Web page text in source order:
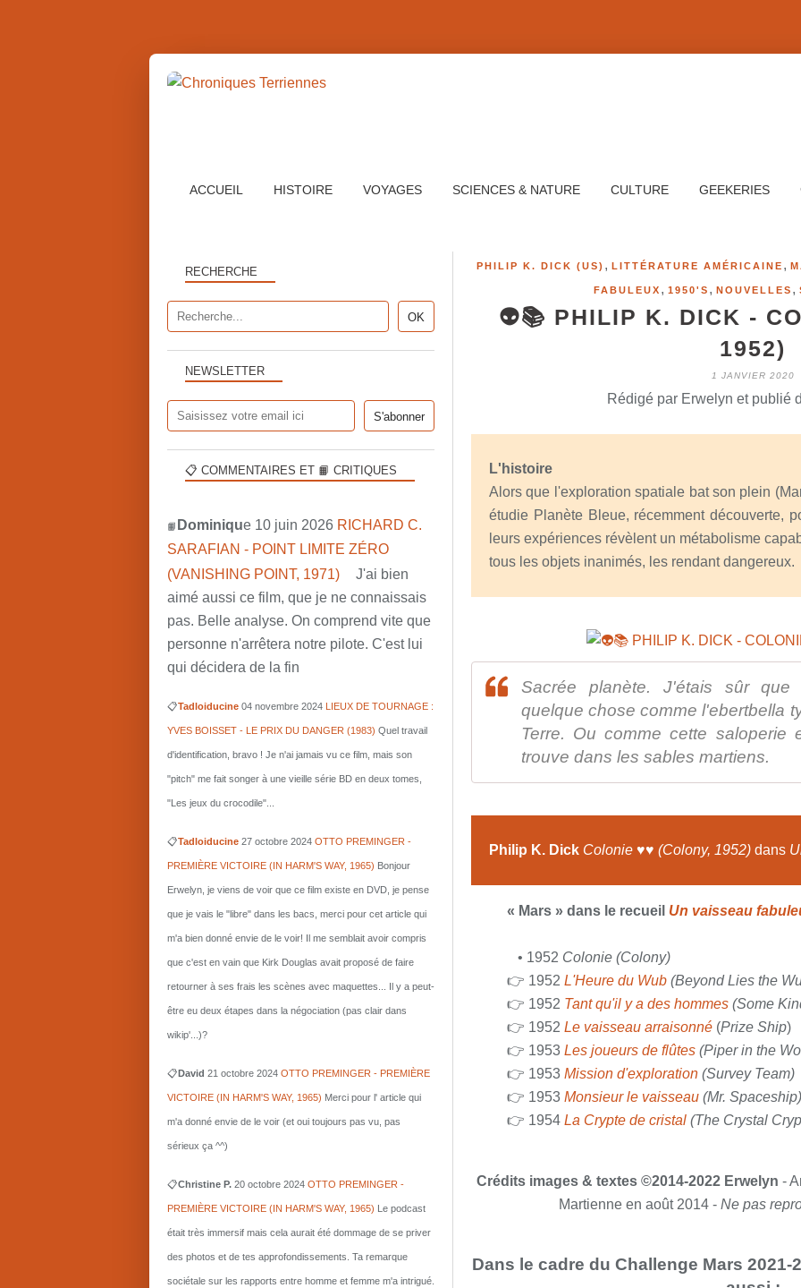
ACCUEIL HISTOIRE VOYAGES SCIENCES & NATURE CULTURE GEEKERIES
PHILIP K. DICK (US) , LITTÉRATURE AMÉRICAINE ,
FABULEUX , 1950'S , NOUVELLES ,
👽📚 PHILIP K. DICK -
1952)
1 JANVIER 2020
Rédigé par Erwelyn et publié
L'histoire
Alors que l'exploration spatiale bat son plein
étudie Planète Bleue, récemment découverte,
leurs expériences révèlent un métabolisme
tous les objets inanimés, les rendant dangereux.
Sacrée planète. J'étais sûr que
quelque chose comme l'ebertbella
Terre. Ou comme cette saloperie
trouve dans les sables martiens.
Philip K. Dick Colonie ♥♥ (Colony, 1952) dans
« Mars » dans le recueil Un vaisseau
• 1952 Colonie (Colony)
👉 1952 L'Heure du Wub (Beyond Lies the
👉 1952 Tant qu'il y a des hommes (Some
👉 1952 Le vaisseau arraisonné (Prize Ship)
👉 1953 Les joueurs de flûtes (Piper in the
👉 1953 Mission d'exploration (Survey Team)
👉 1953 Monsieur le vaisseau (Mr. Spaceship)
👉 1954 La Crypte de cristal (The Crystal
Crédits images & textes ©2014-2022 Erwelyn -
Martienne en août 2014 - Ne pas
Dans le cadre du Challenge Mars
NEWSLETTER
RECHERCHE
📋 COMMENTAIRES ET 📙 CRITIQUES
📙 Dominique 10 juin 2026 RICHARD C.
SARAFIAN - POINT LIMITE ZÉRO
(VANISHING POINT, 1971)
J'ai bien
aimé aussi ce film, que je ne connaissais
pas. Belle analyse. On comprend vite que
personne n'arrêtera notre pilote. C'est lui
qui décidera de la fin
📋Tadloiducine 04 novembre 2024 LIEUX DE TOURNAGE :
YVES BOISSET - LE PRIX DU DANGER (1983) Quel travail
d'identification, bravo ! Je n'ai jamais vu ce film, mais son
"pitch" me fait songer à une vieille série BD en deux tomes,
"Les jeux du crocodile"...
📋Tadloiducine 27 octobre 2024 OTTO PREMINGER -
PREMIÈRE VICTOIRE (IN HARM'S WAY, 1965) Bonjour
Erwelyn, je viens de voir que ce film existe en DVD, je pense
que je vais le "libre" dans les bacs, merci pour cet article qui
m'a bien donné envie de le voir! Il me semblait avoir compris
que c'est en vain que Kirk Douglas avait proposé de faire
retourner à ses frais les scènes avec maquettes... Il y a peut-
être eu deux étapes dans la négociation (pas clair dans
wikip'...)?
📋David 21 octobre 2024 OTTO PREMINGER - PREMIÈRE
VICTOIRE (IN HARM'S WAY, 1965) Merci pour l' article qui
m'a donné envie de le voir (et oui toujours pas vu, pas
sérieux ça ^^)
📋Christine P. 20 octobre 2024 OTTO PREMINGER -
PREMIÈRE VICTOIRE (IN HARM'S WAY, 1965) Le podcast
était très immersif mais cela aurait été dommage de se priver
des photos et de tes approfondissements. Ta remarque
sociétale sur les rapports entre homme et femme m'a intrigué.